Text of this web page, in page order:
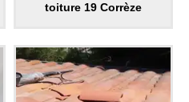
toiture 19 Corrèze